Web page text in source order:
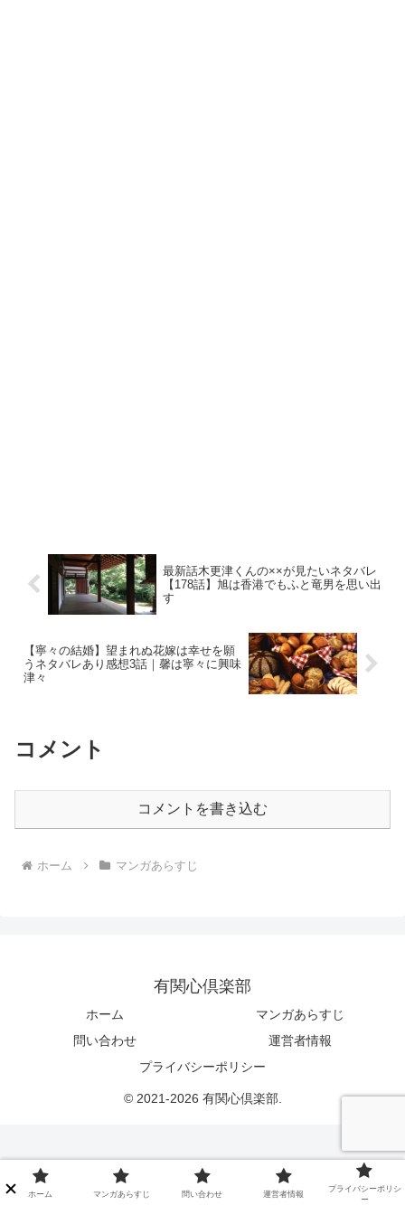
最新話木更津くんの××が見たいネタバレ
【178話】旭は香港でもふと竜男を思い出
す
【寧々の結婚】望まれぬ花嫁は幸せを願
うネタバレあり感想3話｜馨は寧々に興味
津々
コメント
コメントを書き込む
ホーム マンガあらすじ
有関心倶楽部
ホーム
マンガあらすじ
問い合わせ
運営者情報
プライバシーポリシー
© 2021-2026 有関心倶楽部.
ホーム マンガあらすじ 問い合わせ 運営者情報
プライバシーポリシ
ー